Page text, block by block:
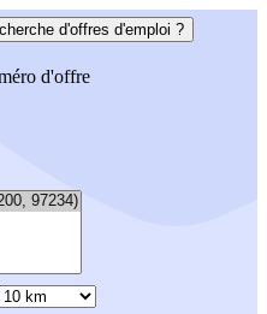
d'offres d'emploi ?
d'offre